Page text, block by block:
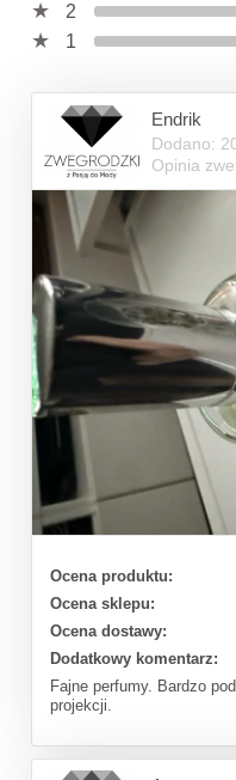
2
1
Endrik
Dodano:
Opinia
Ocena produktu:
Ocena sklepu:
Ocena dostawy:
Dodatkowy komentarz:
Fajne perfumy. Bardzo
projekcji.